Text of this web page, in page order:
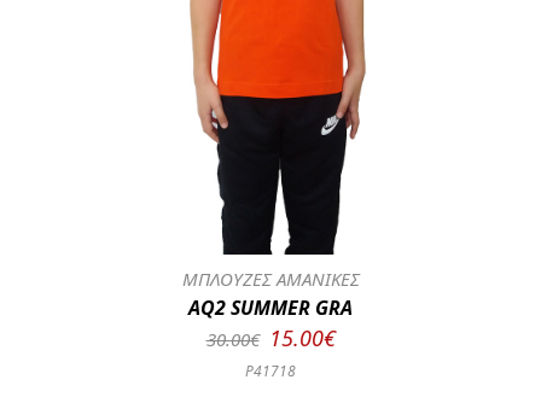
ΜΠΛΟΥΖΕΣ ΑΜΑΝΙΚΕΣ
AQ2 SUMMER GRA
30.00€ 15.00€
P41718